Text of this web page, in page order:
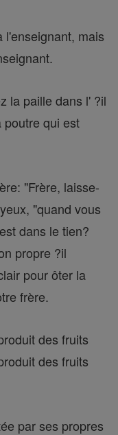
l'enseignant, mais
la paille dans l' ?il
poutre qui est
"Frère, laisse-
"quand vous
dans le tien?
propre ?il
pour ôter la
frère.
des fruits
des fruits
par ses propres